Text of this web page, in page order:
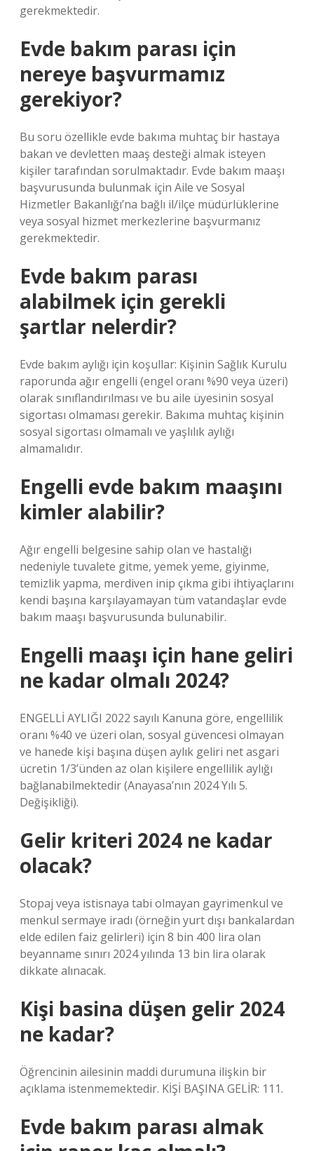
gerekmektedir.
Evde bakım parası için
nereye başvurmamız
gerekiyor?
Bu soru özellikle evde bakıma muhtaç bir hastaya
bakan ve devletten maaş desteği almak isteyen
kişiler tarafından sorulmaktadır. Evde bakım maaşı
başvurusunda bulunmak için Aile ve Sosyal
Hizmetler Bakanlığı’na bağlı il/ilçe müdürlüklerine
veya sosyal hizmet merkezlerine başvurmanız
gerekmektedir.
Evde bakım parası
alabilmek için gerekli
şartlar nelerdir?
Evde bakım aylığı için koşullar: Kişinin Sağlık Kurulu
raporunda ağır engelli (engel oranı %90 veya üzeri)
olarak sınıflandırılması ve bu aile üyesinin sosyal
sigortası olmaması gerekir. Bakıma muhtaç kişinin
sosyal sigortası olmamalı ve yaşlılık aylığı
almamalıdır.
Engelli evde bakım maaşını
kimler alabilir?
Ağır engelli belgesine sahip olan ve hastalığı
nedeniyle tuvalete gitme, yemek yeme, giyinme,
temizlik yapma, merdiven inip çıkma gibi ihtiyaçlarını
kendi başına karşılayamayan tüm vatandaşlar evde
bakım maaşı başvurusunda bulunabilir.
Engelli maaşı için hane geliri
ne kadar olmalı 2024?
ENGELLİ AYLIĞI 2022 sayılı Kanuna göre, engellilik
oranı %40 ve üzeri olan, sosyal güvencesi olmayan
ve hanede kişi başına düşen aylık geliri net asgari
ücretin 1/3’ünden az olan kişilere engellilik aylığı
bağlanabilmektedir (Anayasa’nın 2024 Yılı 5.
Değişikliği).
Gelir kriteri 2024 ne kadar
olacak?
Stopaj veya istisnaya tabi olmayan gayrimenkul ve
menkul sermaye iradı (örneğin yurt dışı bankalardan
elde edilen faiz gelirleri) için 8 bin 400 lira olan
beyanname sınırı 2024 yılında 13 bin lira olarak
dikkate alınacak.
Kişi basina düşen gelir 2024
ne kadar?
Öğrencinin ailesinin maddi durumuna ilişkin bir
açıklama istenmemektedir. KİŞİ BAŞINA GELİR: 111.
Evde bakım parası almak